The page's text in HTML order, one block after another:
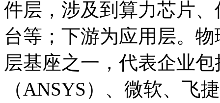
件层，涉及到算力芯片
台等；下游为应用层。
层基座之一，代表企业
（ANSYS）、微软、飞